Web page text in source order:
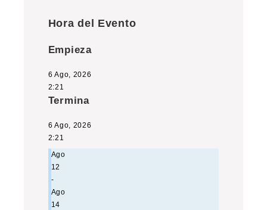
Hora del Evento
Empieza
6 Ago, 2026
2:21
Termina
6 Ago, 2026
2:21
Ago
12
-
Ago
14